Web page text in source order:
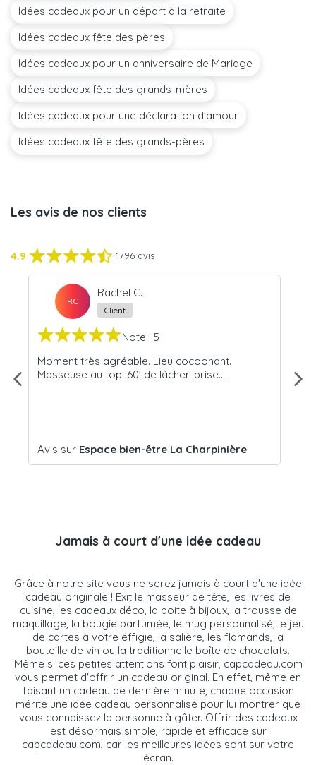
Idées cadeaux pour un départ à la retraite
Idées cadeaux fête des pères
Idées cadeaux pour un anniversaire de Mariage
Idées cadeaux fête des grands-mères
Idées cadeaux pour une déclaration d'amour
Idées cadeaux fête des grands-pères
Les avis de nos clients
4.9 1796 avis
RC
Rachel C.
Client
Note : 5
Moment très agréable. Lieu cocoonant.
Masseuse au top. 60' de lâcher-prise....
Avis sur Espace bien-être La Charpinière
Jamais à court d'une idée cadeau
Grâce à notre site vous ne serez jamais à court d'une idée
cadeau originale ! Exit le masseur de tête, les livres de
cuisine, les cadeaux déco, la boite à bijoux, la trousse de
maquillage, la bougie parfumée, le mug personnalisé, le jeu
de cartes à votre effigie, la salière, les flamands, la
bouteille de vin ou la traditionnelle boîte de chocolats.
Même si ces petites attentions font plaisir, capcadeau.com
vous permet d'offrir un cadeau original. En effet, même en
faisant un cadeau de dernière minute, chaque occasion
mérite une idée cadeau personnalisé pour lui montrer que
vous connaissez la personne à gâter. Offrir des cadeaux
est désormais simple, rapide et efficace sur
capcadeau.com, car les meilleures idées sont sur votre
écran.